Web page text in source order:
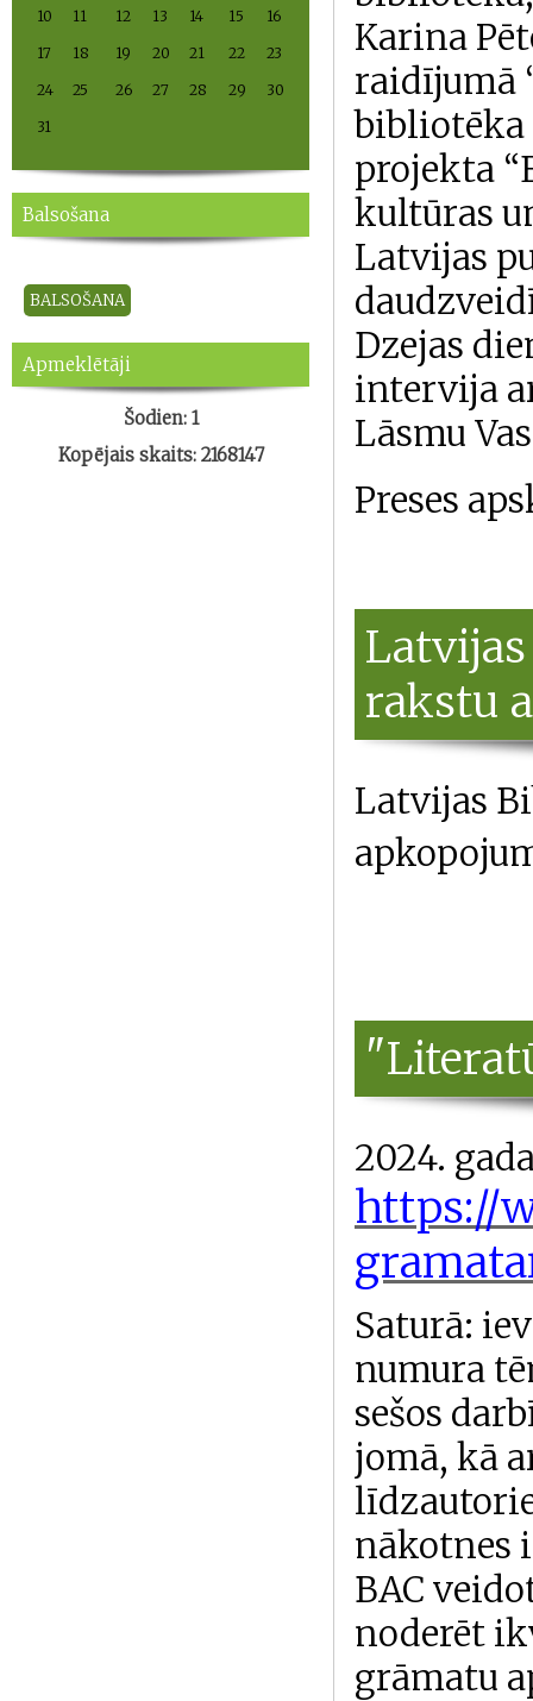
10 11 12 13 14 15 16
17 18 19 20 21 22 23
24 25 26 27 28 29 30
31
Balsošana
Apmeklētāji
Šodien: 1
Kopējais skaits: 2168147
Karina
raidījumā
bibliotēka
projekta
kultūras
Latvijas
Dzejas
intervija
Lāsmu
Preses
rakstu
Latvijas
2024.
https://
Saturā:
numura
sešos
jomā, kā
nākotnes
BAC
noderēt
grāmatu